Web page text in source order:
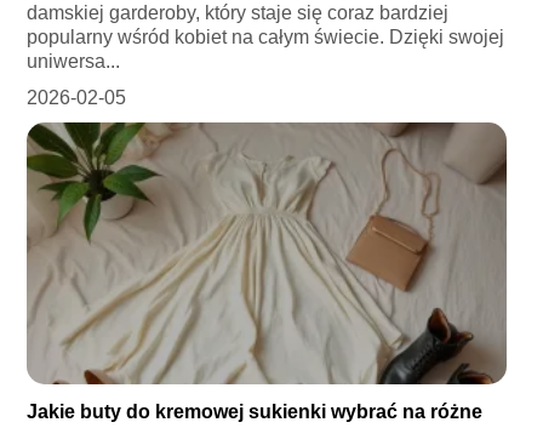
damskiej garderoby, który staje się coraz bardziej
popularny wśród kobiet na całym świecie. Dzięki swojej
uniwersa...
2026-02-05
Jakie buty do kremowej sukienki wybrać na różne